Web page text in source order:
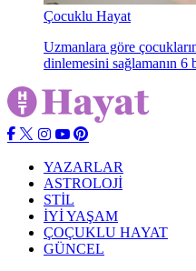
Çocuklu Hayat
Uzmanlara göre
dinlemesini sağlamanın 6
YAZARLAR
ASTROLOJİ
STİL
İYİ YAŞAM
ÇOÇUKLU HAYAT
GÜNCEL